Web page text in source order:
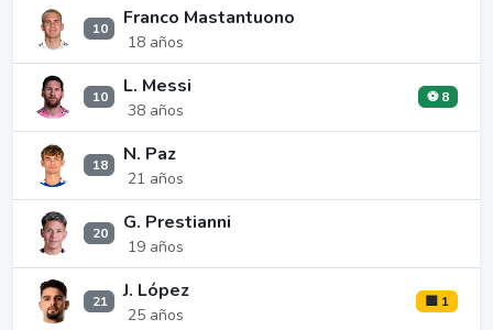
10 Franco Mastantuono
18 años
10 L. Messi
38 años
⚽ 8
18 N. Paz
21 años
20 G. Prestianni
19 años
21 J. López
25 años
🟨 1